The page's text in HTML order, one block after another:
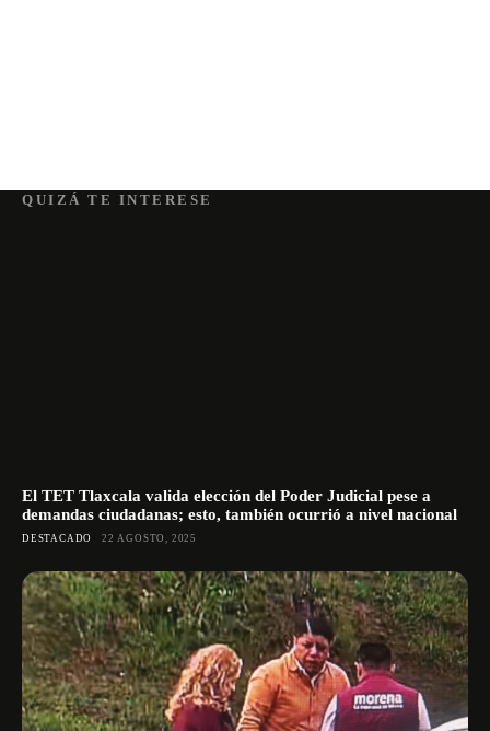
QUIZÁ TE INTERESE
El TET Tlaxcala valida elección del Poder Judicial pese a
demandas ciudadanas; esto, también ocurrió a nivel nacional
DESTACADO 22 AGOSTO, 2025